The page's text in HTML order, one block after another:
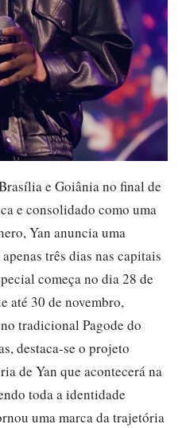
e Goiânia no final de
e consolidado como uma
Yan anuncia uma
três dias nas capitais
começa no dia 28 de
até 30 de novembro,
tradicional Pagode do
destaca-se o projeto
de Yan que acontecerá na
toda a identidade
uma marca da trajetória